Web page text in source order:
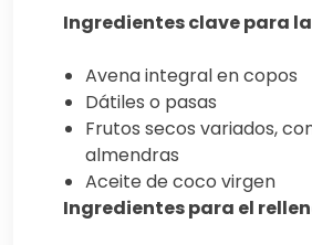
Ingredientes clave para
Avena integral en copos
Dátiles o pasas
Frutos secos variados,
almendras
Aceite de coco virgen
Ingredientes para el